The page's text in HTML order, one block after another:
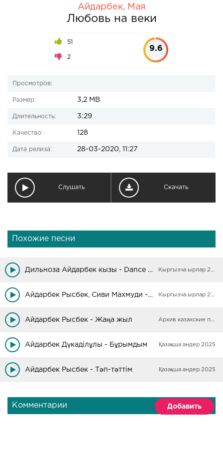
Айдарбек, Мая
Любовь на веки
51
2
9.6
Просмотров:
Размер: 3,2 MB
Длительность: 3:29
Качество: 128
Дата релиза: 28-03-2020, 11:27
Слушать Скачать
Похожие песни
Дильноза Айдарбек кызы - Dance Monkey Кыргызча ырлар 2025
Айдарбек Рысбек, Сиви Махмуди - Сүйүү баяны Кыргызча ырлар 2025
Айдарбек Рысбек - Жаңа жыл Архив казахские песни
Айдарбек Дүкаділұлы - Бұрымдым Қазақша әндер 2025
Айдарбек Рысбек - Тәп-тәттім Қазақша әндер 2025
Комментарии Добавить